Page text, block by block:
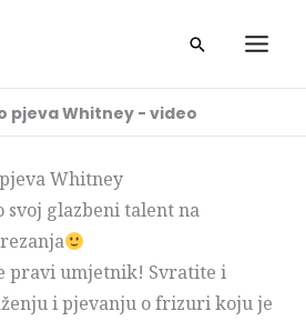
traži
pjeva Whitney - video
Whitney
svoj glazbeni talent na
pravi umjetnik! Svratite i
i pjevanju o frizuri koju je